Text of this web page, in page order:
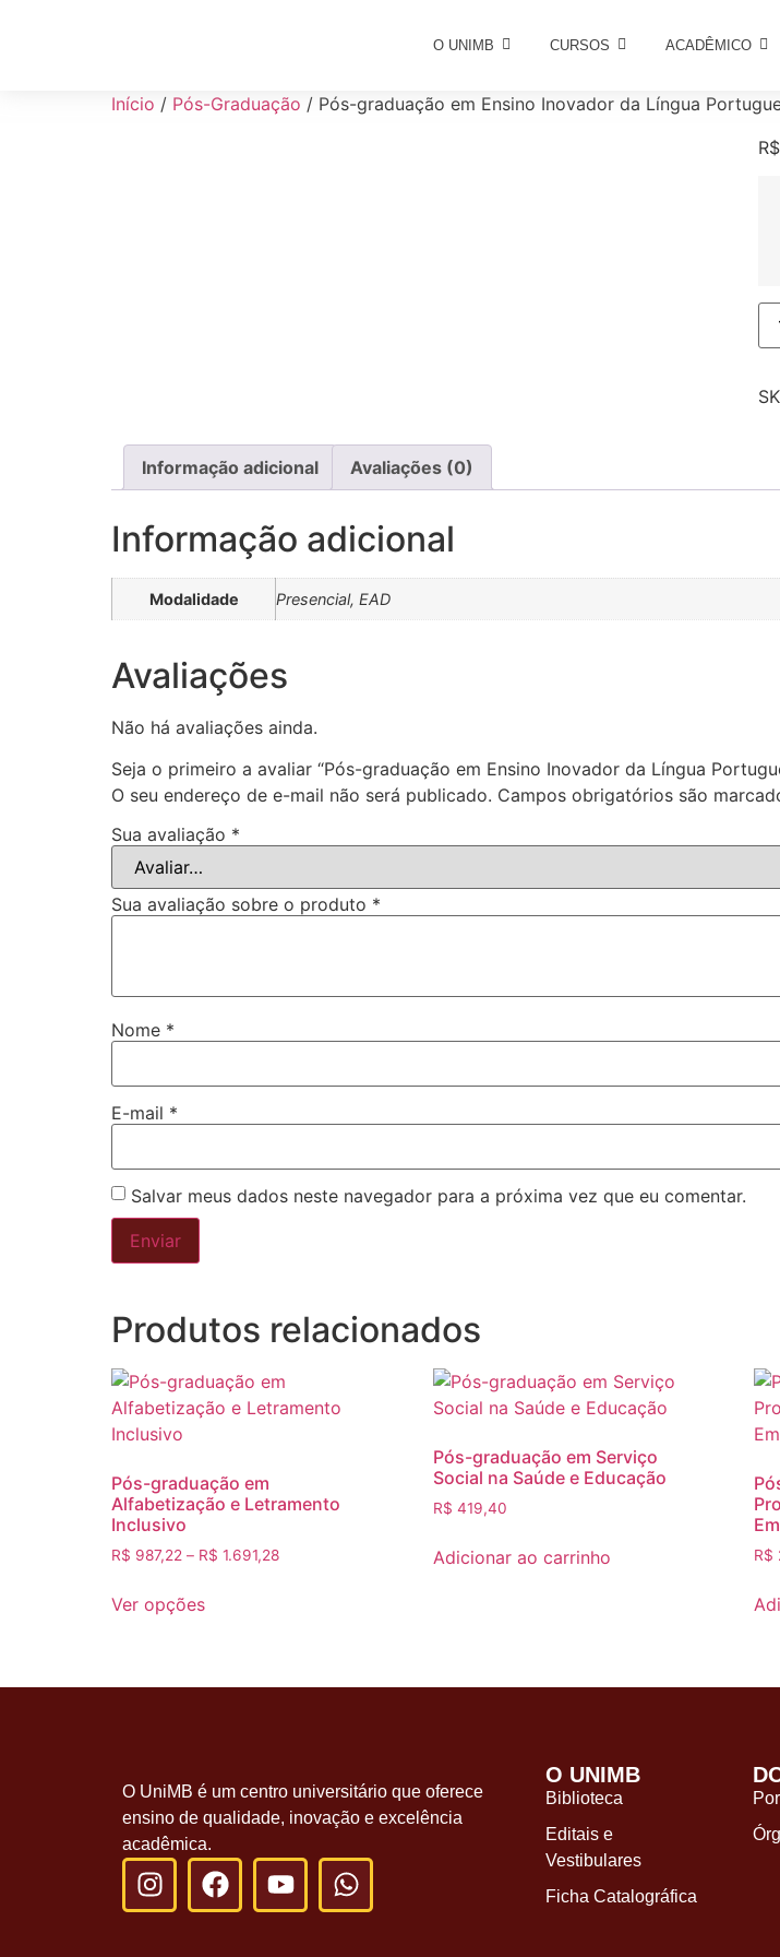
O UNIMB CURSOS ACADÊMICO
Início / Pós-Graduação / Pós-graduação em Ensino Inovador da Língua
R$
Informação adicional Avaliações (0)
Informação adicional
Modalidade Presencial, EAD
Avaliações
Não há avaliações ainda.
Seja o primeiro a avaliar “Pós-graduação em Ensino Inovador da Língua
O seu endereço de e-mail não será publicado. Campos obrigatórios são
Sua avaliação *
Sua avaliação sobre o produto *
Nome *
E-mail *
Salvar meus dados neste navegador para a próxima vez que eu comentar.
Produtos relacionados
Pós-graduação em
Alfabetização e Letramento
Inclusivo
R$ 987,22 – R$ 1.691,28
Ver opções
Pós-graduação em Serviço
Social na Saúde e Educação
R$ 419,40
Adicionar ao carrinho R$
O UniMB é um centro universitário que oferece
ensino de qualidade, inovação e excelência
acadêmica.
O UNIMB
Biblioteca
Editais e
Vestibulares
Ficha Catalográfica